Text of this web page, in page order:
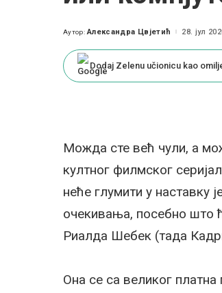
Posted
Аутор: Александра Цвјетић 28. јул
Dodaj Zelenu učionicu kao
Можда сте већ чули, а
култног филмског
неће глумити у наставку
очекивања, посебно што
Риалда Шебек (тада
Она се са великог платна